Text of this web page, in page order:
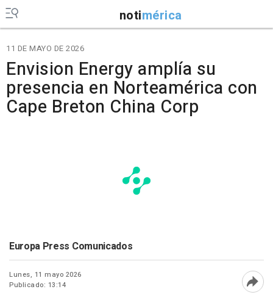
notimérica
11 DE MAYO DE 2026
Envision Energy amplía su
presencia en Norteamérica con
Cape Breton China Corp
Europa Press Comunicados
Lunes, 11 mayo 2026
Publicado: 13:14